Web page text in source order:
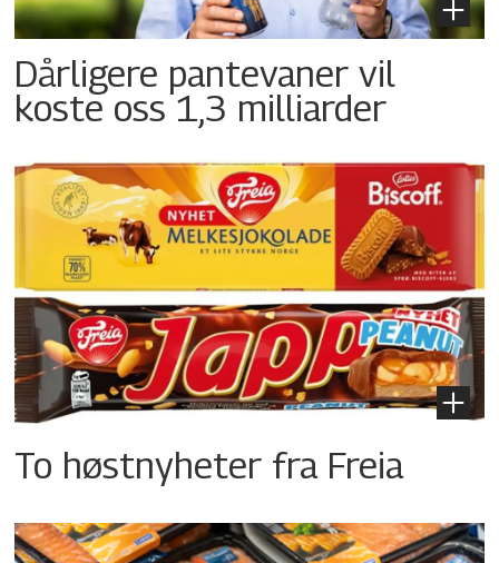
Dårligere pantevaner vil
koste oss 1,3 milliarder
To høstnyheter fra Freia